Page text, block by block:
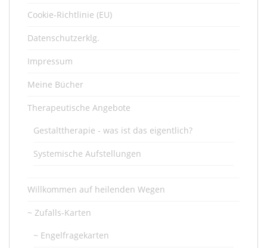
Cookie-Richtlinie (EU)
Datenschutzerklg.
Impressum
Meine Bücher
Therapeutische Angebote
Gestalttherapie - was ist das eigentlich?
Systemische Aufstellungen
Willkommen auf heilenden Wegen
~ Zufalls-Karten
~ Engelfragekarten